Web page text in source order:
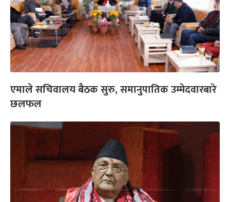
एमाले सचिवालय बैठक सुरु, समानुपातिक उम्मेदवारबारे
छलफल